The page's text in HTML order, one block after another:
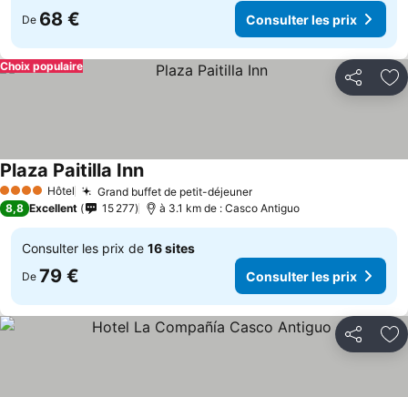
De 68 € Consulter les prix
Partager
Choix populaire
4 Étoiles Hôtel Grand buffet de petit-déjeunerConsulter les prix
Plaza Paitilla InnConsulter les prix
8,8 Excellent 15 277 à 3.1 km de : Casco Antiguo
Consulter les prix de 16 sites
De 79 € Consulter les prix
Partager